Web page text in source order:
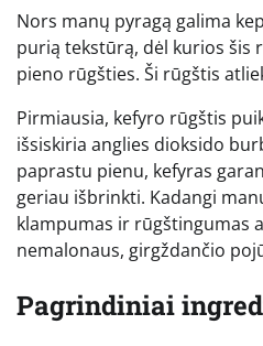
Nors manų pyragą galima
purią tekstūrą, dėl kurios šis
pieno rūgšties. Ši rūgštis
Pirmiausia, kefyro rūgštis
išsiskiria anglies dioksido
paprastu pienu, kefyras
geriau išbrinkti. Kadangi
klampumas ir rūgštingumas
nemalonaus, girgždančio
Pagrindiniai